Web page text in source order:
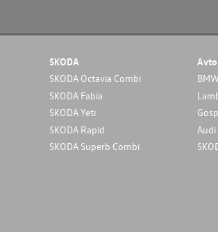
SKODA
SKODA Octavia Combi
SKODA Fabia
SKODA Yeti
SKODA Rapid
SKODA Superb Combi
BMW
Audi